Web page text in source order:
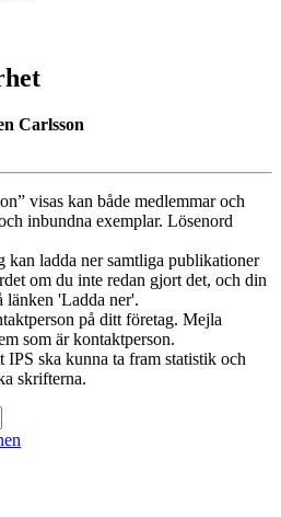
Carlsson
visas kan både medlemmar och
inbundna exemplar. Lösenord
kan ladda ner samtliga publikationer
om du inte redan gjort det, och din
länken 'Ladda ner'.
på ditt företag. Mejla
som är kontaktperson.
IPS ska kunna ta fram statistik och
skrifterna.